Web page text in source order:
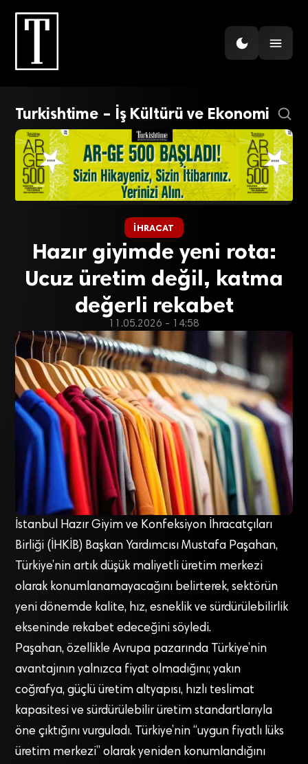
Turkishtime – İş Kültürü ve Ekonomi
İHRACAT
Hazır giyimde yeni rota:
Ucuz üretim değil, katma
değerli rekabet
11.05.2026 - 14:58
İstanbul Hazır Giyim ve Konfeksiyon İhracatçıları
Birliği (İHKİB) Başkan Yardımcısı Mustafa Paşahan,
Türkiye’nin artık düşük maliyetli üretim merkezi
olarak konumlanamayacağını belirterek, sektörün
yeni dönemde kalite, hız, esneklik ve sürdürülebilirlik
ekseninde rekabet edeceğini söyledi.
Paşahan, özellikle Avrupa pazarında Türkiye’nin
avantajının yalnızca fiyat olmadığını; yakın
coğrafya, güçlü üretim altyapısı, hızlı teslimat
kapasitesi ve sürdürülebilir üretim standartlarıyla
öne çıktığını vurguladı. Türkiye’nin “uygun fiyatlı lüks
üretim merkezi” olarak yeniden konumlandığını